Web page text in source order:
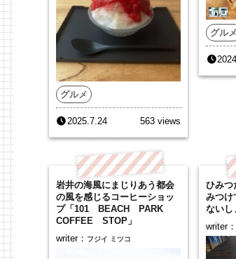
グルメ
2025.7.24 563 views
グルメ
岩井の海風にまじりあう都会
の風を感じるコーヒーショッ
プ「101 BEACH PARK
COFFEE STOP」
writer： フジイ ミツコ
ひみつ
みつけ
ないし
writer